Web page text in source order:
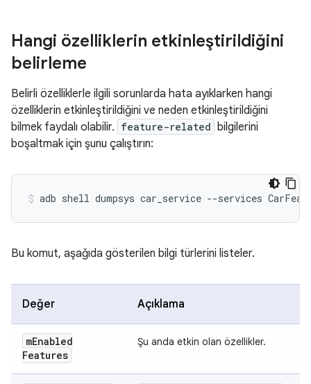
Hangi özelliklerin etkinleştirildiğini
belirleme
Belirli özelliklerle ilgili sorunlarda hata ayıklarken hangi
özelliklerin etkinleştirildiğini ve neden etkinleştirildiğini
bilmek faydalı olabilir. feature-related bilgilerini
boşaltmak için şunu çalıştırın:
Bu komut, aşağıda gösterilen bilgi türlerini listeler.
Değer Açıklama
mEnabled
Features
Şu anda etkin olan özellikler.